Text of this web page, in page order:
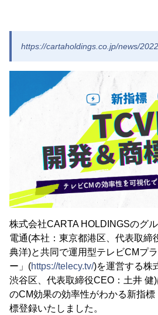
https://cartaholdings.co.jp/news/
株式会社CARTA HOLDINGSのグ
電通(本社：東京都港区、代表取締
典洋)と共同で運用型テレビCMプ
ー」(https://telecy.tv/)を運営する株
渋谷区、代表取締役CEO：土井 健
のCM効果の効率性がわかる新指
標登録いたしました。